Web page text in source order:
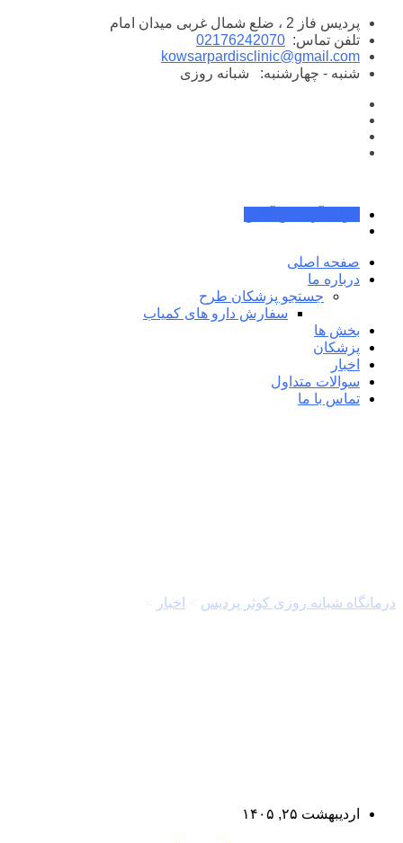
پرش
محتوا
پردیس فاز 2 ، ضلع شمال غربی میدان امام
تلفن تماس: 02176242070
kowsarpardisclinic@gmail.com
شنبه - چهارشنبه:
شبانه روزی
صفحه اصلی
درباره ما
جستجو پزشکان طرح
سفارش دارو های کمیاب
بخش ها
پزشکان
اخبار
سوالات متداول
تماس با ما
درمانگاه شبانه روزی کوثر پردیس اخبار
اردیبهشت ۲۵, ۱۴۰۵